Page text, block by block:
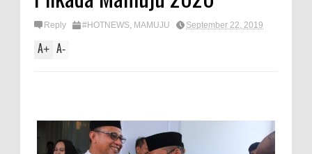
Reply #HOTNEWS, MAMUJU September 22, 2019
A+ A-